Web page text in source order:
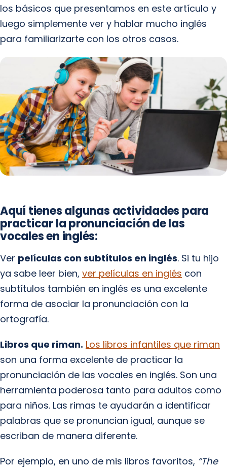
los básicos que presentamos en este artículo y
luego simplemente ver y hablar mucho inglés
para familiarizarte con los otros casos.
Aquí tienes algunas actividades para
practicar la pronunciación de las
vocales en inglés:
Ver películas con subtítulos en inglés. Si tu hijo
ya sabe leer bien, ver películas en inglés con
subtítulos también en inglés es una excelente
forma de asociar la pronunciación con la
ortografía.
Libros que riman. Los libros infantiles que riman
son una forma excelente de practicar la
pronunciación de las vocales en inglés. Son una
herramienta poderosa tanto para adultos como
para niños. Las rimas te ayudarán a identificar
palabras que se pronuncian igual, aunque se
escriban de manera diferente.
Por ejemplo, en uno de mis libros favoritos, “The